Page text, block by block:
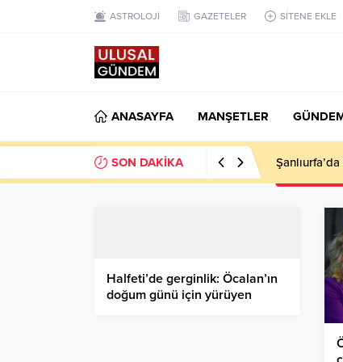
ASTROLOJİ GAZETELER SİTENE EKLE
ANASAYFA MANŞETLER
SON DAKİKA
Halfeti’de gerginlik: Öcalan’ın
doğum günü için yürüyen